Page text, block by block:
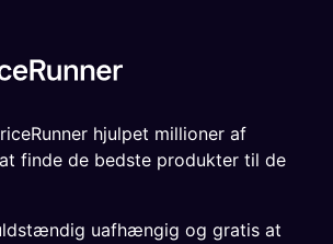
hjulpet millioner af
finde de bedste produkter til de
uafhængig og gratis at